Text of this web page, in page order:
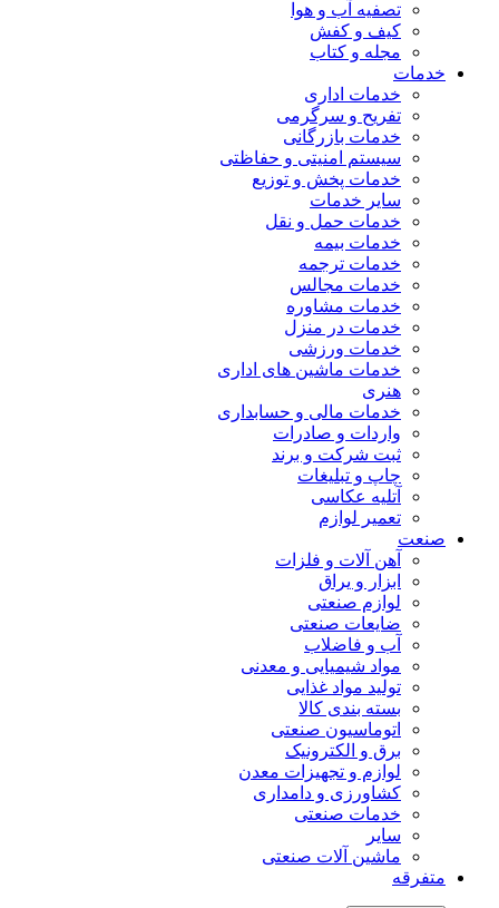
تصفیه آب و هوا
کیف و کفش
مجله و کتاب
خدمات
خدمات اداری
تفریح و سرگرمی
خدمات بازرگانی
سیستم امنیتی و حفاظتی
خدمات پخش و توزیع
سایر خدمات
خدمات حمل و نقل
خدمات بیمه
خدمات ترجمه
خدمات مجالس
خدمات مشاوره
خدمات در منزل
خدمات ورزشی
خدمات ماشین های اداری
هنری
خدمات مالی و حسابداری
واردات و صادرات
ثبت شرکت و برند
چاپ و تبلیغات
آتلیه عکاسی
تعمیر لوازم
صنعت
آهن آلات و فلزات
ابزار و یراق
لوازم صنعتی
ضایعات صنعتی
آب و فاضلاب
مواد شیمیایی و معدنی
تولید مواد غذایی
بسته بندی کالا
اتوماسیون صنعتی
برق و الکترونیک
لوازم و تجهیزات معدن
کشاورزی و دامداری
خدمات صنعتی
سایر
ماشین آلات صنعتی
متفرقه